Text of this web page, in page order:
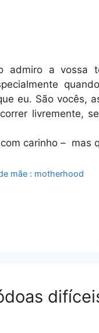
admiro a vossa
eu. São vocês,
livremente,
carinho – mas
mãe : motherhood